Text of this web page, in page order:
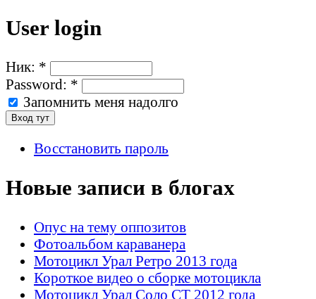
User login
Ник: *
Password: *
Запомнить меня надолго
Восстановить пароль
Новые записи в блогах
Опус на тему оппозитов
Фотоальбом караванера
Мотоцикл Урал Ретро 2013 года
Короткое видео о сборке мотоцикла
Мотоцикл Урал Соло СТ 2012 года